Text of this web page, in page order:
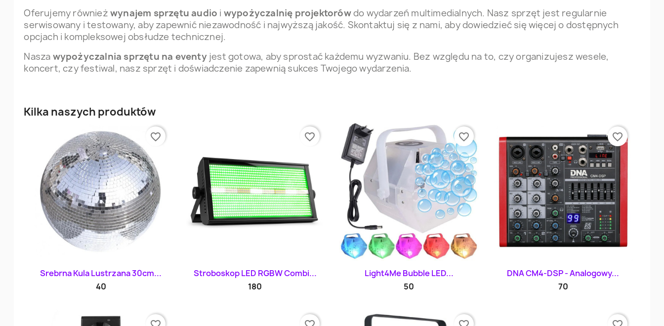
Oferujemy równieżwynajem sprzętu audio i wypożyczalnię projektorówdo wydarzeń multimedialnych. Nasz sprzęt jest regularnie
serwisowany i testowany, aby zapewnić niezawodność i najwyższą jakość. Skontaktuj się z nami, aby dowiedzieć się więcej o dostępnych
opcjach i kompleksowej obsłudze technicznej.
Nasza wypożyczalnia sprzętu na eventyjest gotowa, aby sprostać każdemu wyzwaniu. Bez względu na to, czy organizujesz wesele,
koncert, czy festiwal, nasz sprzęt i doświadczenie zapewnią sukces Twojego wydarzenia.
Kilka naszych produktów
Szybki podgląd
Srebrna Kula Lustrzana 30cm...
40
favorite_border
Szybki podgląd
Stroboskop LED RGBW Combi...
180
favorite_border
Szybki podgląd
Light4Me Bubble LED...
50
favorite_border
Szybki podgląd
DNA CM4-DSP - Analogowy...
70
favorite_border